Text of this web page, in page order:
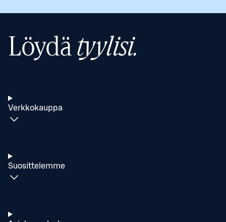
Löydätyylisi.
Verkkokauppa
Suosittelemme